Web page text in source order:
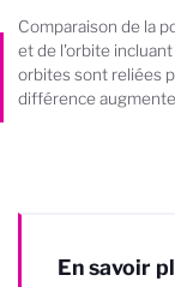
Comparaison de la
et de l'orbite
orbites sont reliées
différence
En savoir